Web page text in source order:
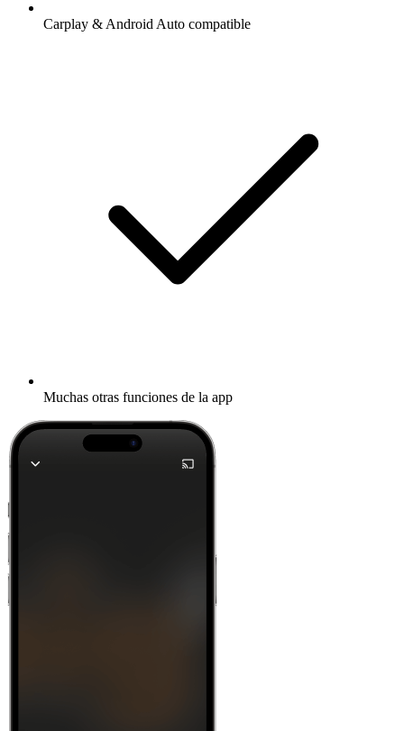
Carplay & Android Auto compatible
Muchas otras funciones de la app